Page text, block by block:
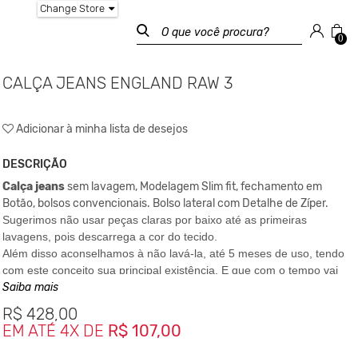
Change Store
0
CALÇA JEANS ENGLAND RAW 3
Adicionar à minha lista de desejos
DESCRIÇÃO
Calça jeanssem lavagem, Modelagem Slim fit, fechamento em
Botão, bolsos convencionais. Bolso lateral com Detalhe de Zíper.
Sugerimos não usar peças claras por baixo até as primeiras
lavagens, pois descarrega a cor do tecido.
Além disso aconselhamos à não lavá-la, até 5 meses de uso, tendo
com este conceito sua principal existência. E que com o tempo vai
se moldando ao seu corpo e soltando a goma natural do jeans.
Composição:
90% Algodão 08% Elastomultitester
Saiba mais
R$ 428,00
EM ATÉ 4X DE R$ 107,00